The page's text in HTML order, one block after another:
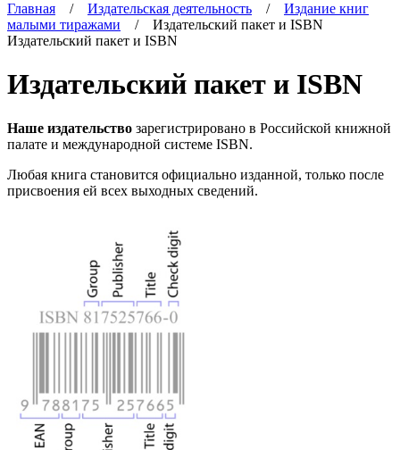
Главная / Издательская деятельность / Издание книг
малыми тиражами / Издательский пакет и ISBN
Издательский пакет и ISBN
Издательский пакет и ISBN
Наше издательство зарегистрировано в Российской книжной
палате и международной системе ISBN.
Любая книга становится официально изданной, только после
присвоения ей всех выходных сведений.